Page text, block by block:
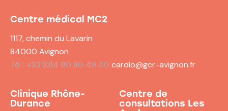
Centre médical MC2
1117, chemin du Lavarin
84000 Avignon
Tél : +33 (0)4 90 80 49 40 cardio@gcr-avignon.fr
Clinique Rhône-
Durance
Centre de
consultations Les